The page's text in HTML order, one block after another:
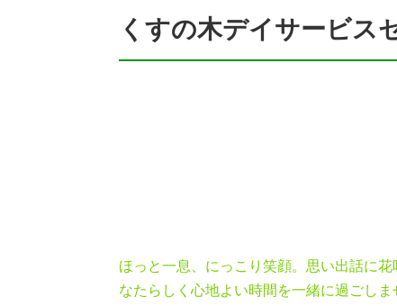
くすの木デイサービス
ほっと一息、にっこり笑顔。思い出話に
なたらしく心地よい時間を一緒に過ごしま